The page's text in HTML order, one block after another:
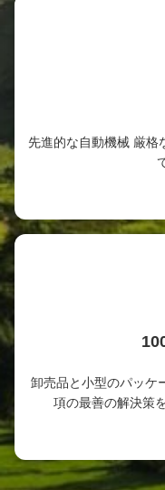
先進的な自動機械 厳格
卸売品と小型のパッケ
項の最善の解決策